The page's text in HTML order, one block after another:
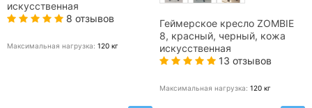
искусственная
8 отзывов
Максимальная нагрузка: 120 кг
Геймерское кресло ZOMBIE
8, красный, черный, кожа
искусственная
13 отзывов
Максимальная нагрузка: 120 кг